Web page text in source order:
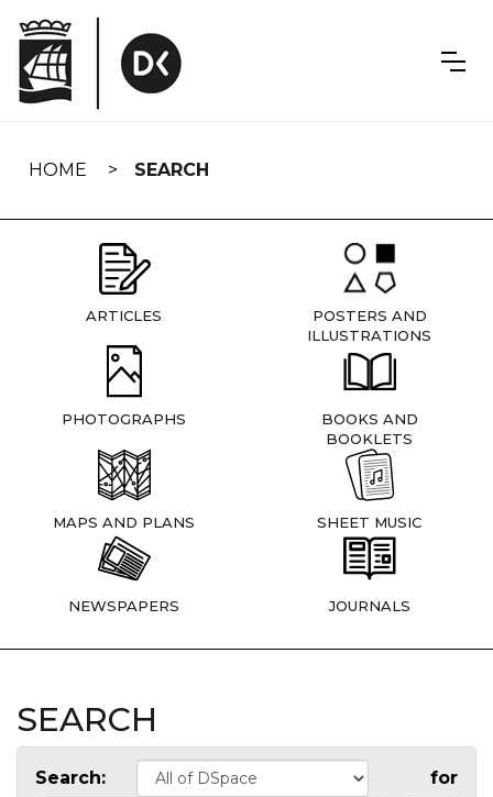
navigation
HOME SEARCH
ARTICLES
POSTERS AND
ILLUSTRATIONS
PHOTOGRAPHS
BOOKS AND
BOOKLETS
MAPS AND PLANS SHEET MUSIC
NEWSPAPERS JOURNALS
SEARCH
Search: for